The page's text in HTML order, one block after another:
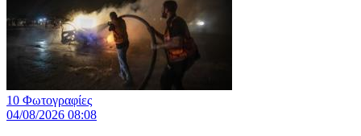
10 Φωτογραφίες
04/08/2026 08:08